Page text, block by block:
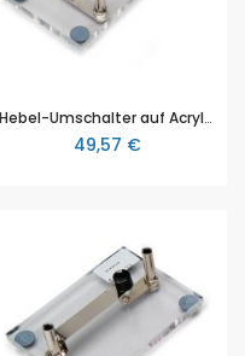
Hebel-Umschalter auf Acrylglassockel, 3B Scientific (1000960 [U8495910])
49,57 €